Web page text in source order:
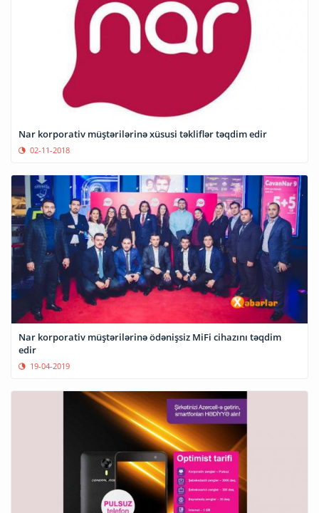
Nar korporativ müştərilərinə xüsusi təkliflər təqdim edir
02-11-2018
Nar korporativ müştərilərinə ödənişsiz MiFi cihazını təqdim
edir
19-04-2019